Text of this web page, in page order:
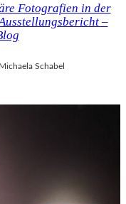
Fotografien in der
–
Michaela Schabel